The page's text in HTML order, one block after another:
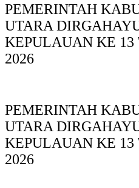
PEMERINTAH
UTARA
KEPULAUAN KE 13
2026
PEMERINTAH
UTARA
KEPULAUAN KE 13
2026